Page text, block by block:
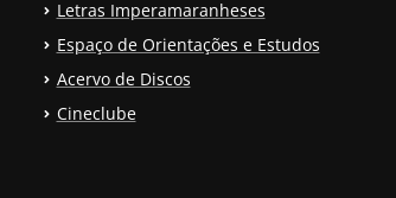
Letras Imperamaranheses
Espaço de Orientações e Estudos
Acervo de Discos
Cineclube